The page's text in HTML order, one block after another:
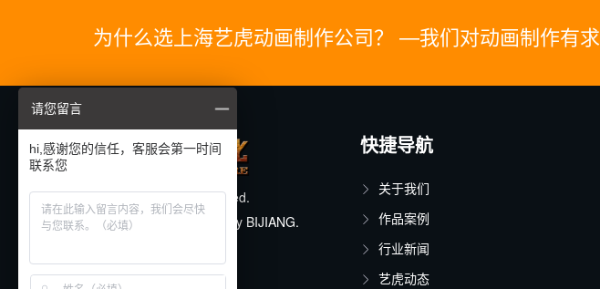
为什么选上海艺虎动画制作公司？ —我们对动画制作有求
© 2025. All rights reserved.
Designed & Developed by BIJIANG.
快捷导航
关于我们
作品案例
行业新闻
艺虎动态
请您留言
hi,感谢您的信任，客服会第一时间
联系您